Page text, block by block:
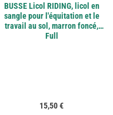
BUSSE Licol RIDING, licol en
sangle pour l'équitation et le
travail au sol, marron foncé,
Full
Prix régulier :
15,50 €